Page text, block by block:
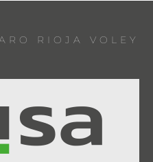
RIOJA VOLEY